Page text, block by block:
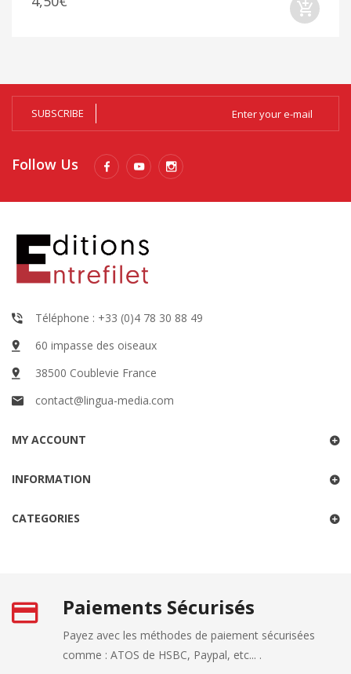
SUBSCRIBE
Follow Us
Téléphone : +33 (0)4 78 30 88 49
60 impasse des oiseaux
38500 Coublevie France
contact@lingua-media.com
MY ACCOUNT
INFORMATION
CATEGORIES
Paiements Sécurisés
Payez avec les méthodes de paiement sécurisées
comme : ATOS de HSBC, Paypal, etc... .